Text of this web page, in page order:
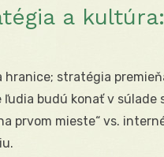
a
stratégia
budú konať v
prvom mieste“ vs.